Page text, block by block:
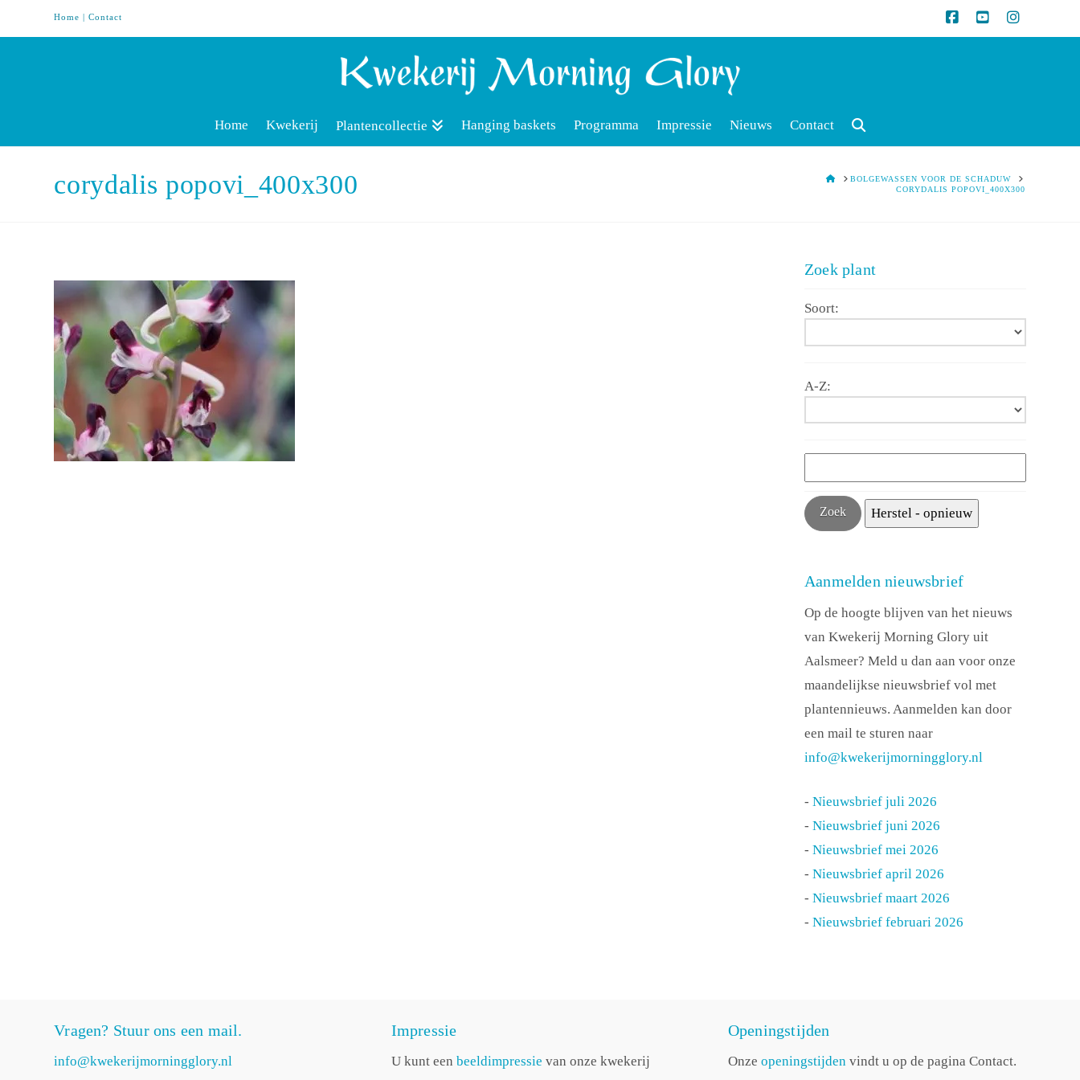
Home |Contact
Home Kwekerij Plantencollectie Hanging baskets Programma Impressie Nieuws Contact
corydalis popovi_400x300 HOMEBOLGEWASSEN VOOR DE SCHADUW
CORYDALIS POPOVI_400X300
Zoek plant
Soort:
A-Z:
Aanmelden nieuwsbrief
Op de hoogte blijven van het nieuws
van Kwekerij Morning Glory uit
Aalsmeer? Meld u dan aan voor onze
maandelijkse nieuwsbrief vol met
plantennieuws. Aanmelden kan door
een mail te sturen naar
info@kwekerijmorningglory.nl
-Nieuwsbrief juli 2026
-Nieuwsbrief juni 2026
-Nieuwsbrief mei 2026
-Nieuwsbrief april 2026
-Nieuwsbrief maart 2026
-Nieuwsbrief februari 2026
Vragen? Stuur ons een mail.
info@kwekerijmorningglory.nl
Impressie
U kunt een beeldimpressie van onze kwekerij
Openingstijden
Onze openingstijdenvindt u op de pagina Contact.